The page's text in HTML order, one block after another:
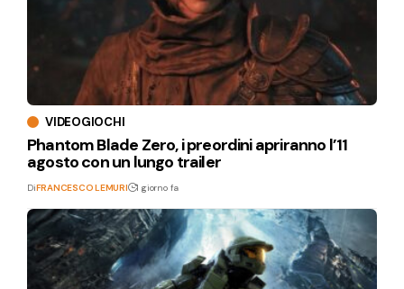
VIDEOGIOCHI
Phantom Blade Zero, i preordini apriranno l’11
agosto con un lungo trailer
DiFRANCESCO LEMURI 1 giorno fa